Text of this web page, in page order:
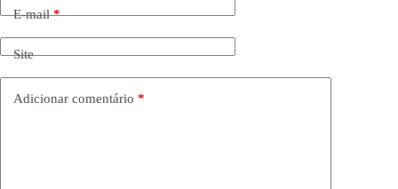
E-mail*
Site
Adicionar comentário *